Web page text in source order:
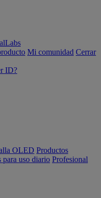
Mi comunidad Cerrar
ID?
OLED Productos
para uso diario Profesional